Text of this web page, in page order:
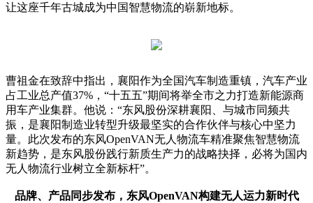
让这座千年古城成为中国智慧物流的崭新地标。
曹祖金在致辞中指出，襄阳作为全国汽车制造重镇，汽车产业
占工业总产值37%，“十五五”期间将举全市之力打造新能源商
用车产业集群。他说：“东风股份深耕襄阳、与城市同频共
振，是襄阳制造业转型升级最坚实的合作伙伴与核心中坚力
量。此次发布的东风OpenVAN无人物流车精准聚焦智慧物流
新趋势，是东风股份践行新质生产力的战略抉择，必将为国内
无人物流行业树立全新标杆”。
品牌、产品同步发布，东风OpenVAN构建无人运力新时代